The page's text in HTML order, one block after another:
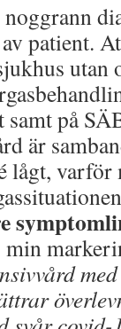
patient.
utan
på
är
lågt,
min
med